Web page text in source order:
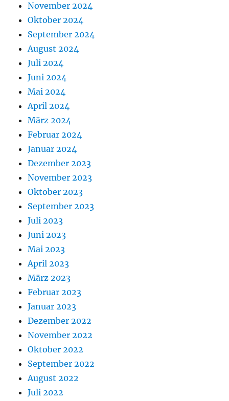
November 2024
Oktober 2024
September 2024
August 2024
Juli 2024
Juni 2024
Mai 2024
April 2024
März 2024
Februar 2024
Januar 2024
Dezember 2023
November 2023
Oktober 2023
September 2023
Juli 2023
Juni 2023
Mai 2023
April 2023
März 2023
Februar 2023
Januar 2023
Dezember 2022
November 2022
Oktober 2022
September 2022
August 2022
Juli 2022